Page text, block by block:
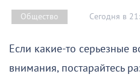
Общество Сегодня в
Если какие-то серьезные
внимания, постарайтесь